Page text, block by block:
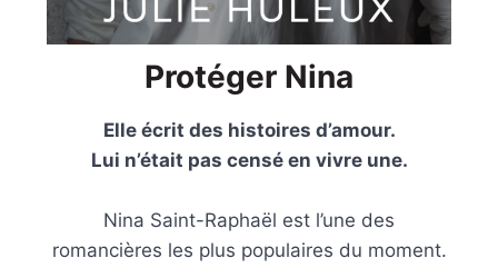
Protéger Nina
Elle écrit des histoires d’amour.
Lui n’était pas censé en vivre une.
Nina Saint-Raphaël est l’une des
romancières les plus populaires du moment.